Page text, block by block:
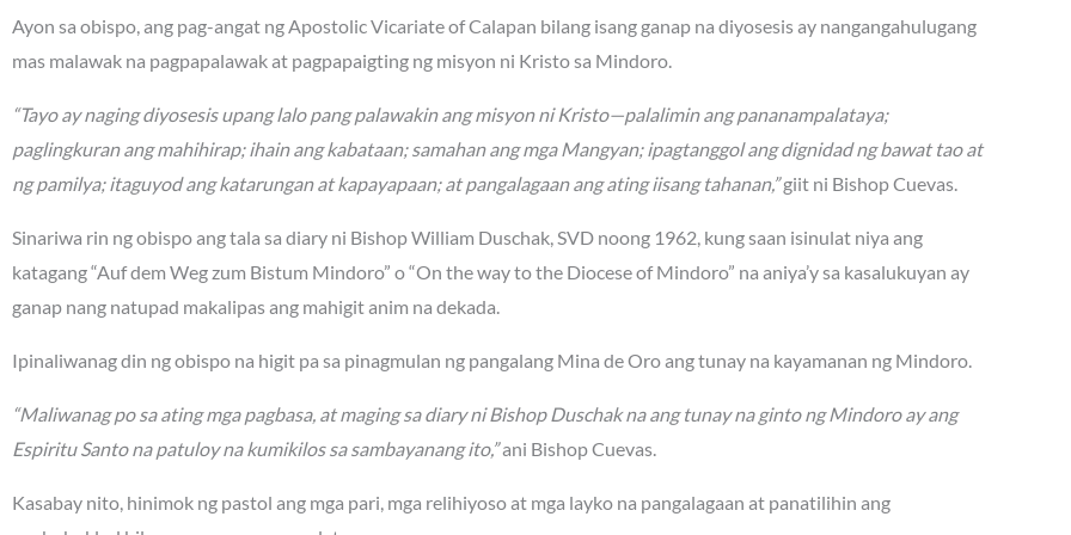
Ayon sa obispo, ang pag-angat ng Apostolic Vicariate of Calapan bilang isang ganap na diyosesis ay nangangahulugang
mas malawak na pagpapalawak at pagpapaigting ng misyon ni Kristo sa Mindoro.
“Tayo ay naging diyosesis upang lalo pang palawakin ang misyon ni Kristo—palalimin ang pananampalataya;
paglingkuran ang mahihirap; ihain ang kabataan; samahan ang mga Mangyan; ipagtanggol ang dignidad ng bawat tao at
ng pamilya; itaguyod ang katarungan at kapayapaan; at pangalagaan ang ating iisang tahanan,”giit ni Bishop Cuevas.
Sinariwa rin ng obispo ang tala sa diary ni Bishop William Duschak, SVD noong 1962, kung saan isinulat niya ang
katagang “Auf dem Weg zum Bistum Mindoro” o “On the way to the Diocese of Mindoro” na aniya’y sa kasalukuyan ay
ganap nang natupad makalipas ang mahigit anim na dekada.
Ipinaliwanag din ng obispo na higit pa sa pinagmulan ng pangalang Mina de Oro ang tunay na kayamanan ng Mindoro.
“Maliwanag po sa ating mga pagbasa, at maging sa diary ni Bishop Duschak na ang tunay na ginto ng Mindoro ay ang
Espiritu Santo na patuloy na kumikilos sa sambayanang ito,”ani Bishop Cuevas.
Kasabay nito, hinimok ng pastol ang mga pari, mga relihiyoso at mga layko na pangalagaan at panatilihin ang